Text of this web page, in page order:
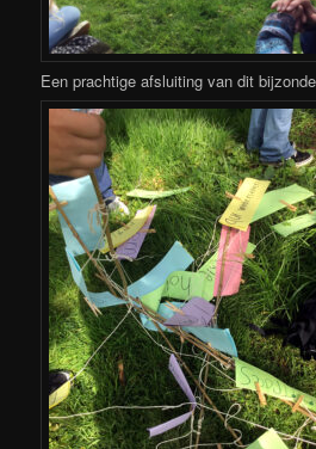
Een prachtige afsluiting van dit